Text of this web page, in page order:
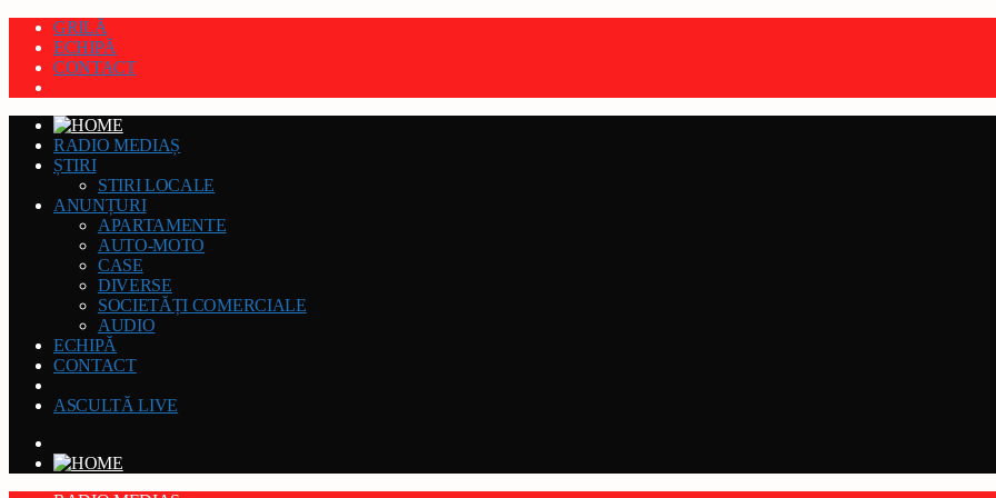
GRILĂ
ECHIPĂ
CONTACT
RADIO MEDIAȘ
ȘTIRI
STIRI LOCALE
ANUNȚURI
APARTAMENTE
AUTO-MOTO
CASE
DIVERSE
SOCIETĂȚI COMERCIALE
AUDIO
ECHIPĂ
CONTACT
ASCULTĂ LIVE